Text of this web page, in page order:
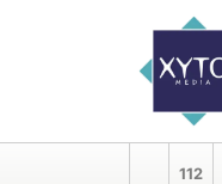
112